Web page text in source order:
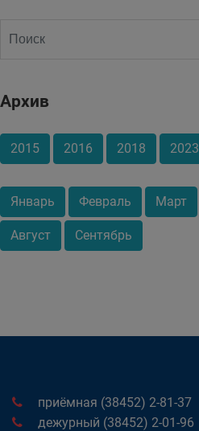
Архив
2015 2016 2018 2023
Январь Февраль Март
Август Сентябрь
приёмная (38452) 2-81-37
дежурный (38452) 2-01-96